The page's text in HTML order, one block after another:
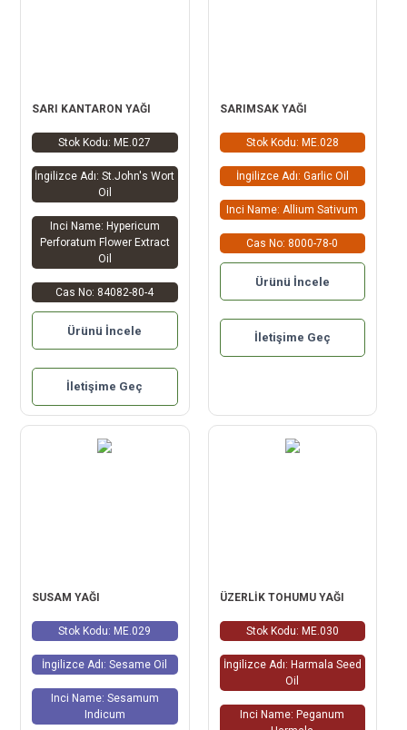
SARI KANTARON YAĞI
Stok Kodu: ME.027
İngilizce Adı: St.John's Wort
Oil
Inci Name: Hypericum
Perforatum Flower Extract
Oil
Cas No: 84082-80-4
Ürünü İncele
İletişime Geç
SARIMSAK YAĞI
Stok Kodu: ME.028
İngilizce Adı: Garlic Oil
Inci Name: Allium Sativum
Cas No: 8000-78-0
Ürünü İncele
İletişime Geç
SUSAM YAĞI
Stok Kodu: ME.029
İngilizce Adı: Sesame Oil
Inci Name: Sesamum
Indicum
ÜZERLİK TOHUMU YAĞI
Stok Kodu: ME.030
İngilizce Adı: Harmala Seed
Oil
Inci Name: Peganum